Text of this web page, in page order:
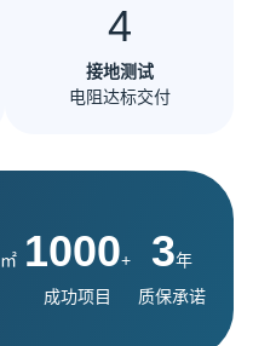
4
接地测试
电阻达标交付
㎡ 1000+
成功项目
3年
质保承诺